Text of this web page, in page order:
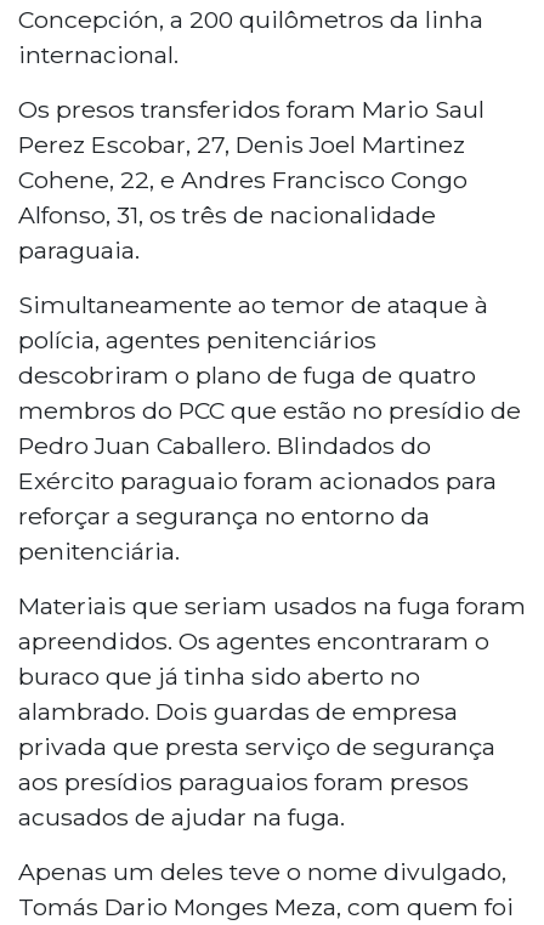
Concepción, a 200 quilômetros da linha
internacional.
Os presos transferidos foram Mario Saul
Perez Escobar, 27, Denis Joel Martinez
Cohene, 22, e Andres Francisco Congo
Alfonso, 31, os três de nacionalidade
paraguaia.
Simultaneamente ao temor de ataque à
polícia, agentes penitenciários
descobriram o plano de fuga de quatro
membros do PCC que estão no presídio de
Pedro Juan Caballero. Blindados do
Exército paraguaio foram acionados para
reforçar a segurança no entorno da
penitenciária.
Materiais que seriam usados na fuga foram
apreendidos. Os agentes encontraram o
buraco que já tinha sido aberto no
alambrado. Dois guardas de empresa
privada que presta serviço de segurança
aos presídios paraguaios foram presos
acusados de ajudar na fuga.
Apenas um deles teve o nome divulgado,
Tomás Dario Monges Meza, com quem foi